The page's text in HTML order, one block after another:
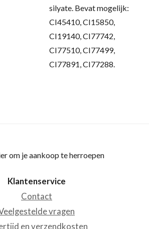
silyate. Bevat mogelijk:
CI45410, CI15850,
CI19140, CI77742,
CI77510, CI77499,
CI77891, CI77288.
om je aankoop te herroepen
Klantenservice
Contact
vragen
en verzendkosten